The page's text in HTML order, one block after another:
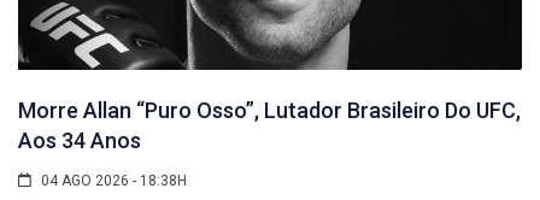
Morre Allan “Puro Osso”, Lutador Brasileiro Do UFC,
Aos 34 Anos
04 AGO 2026 - 18:38H